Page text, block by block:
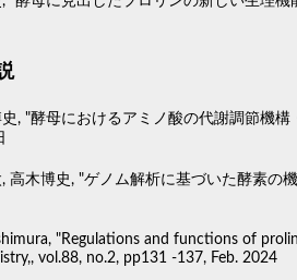
, "酵母におけるアミノ酸の代謝調節機構
高木博史, "ゲノム解析に基づいた酵素の
"Regulations and functions of
vol.88, no.2, pp131 -137, Feb. 2024